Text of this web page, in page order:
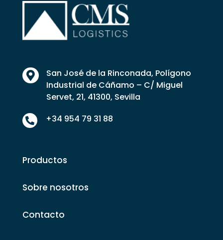

San José de la Rinconada, Polígono
Industrial de Cáñamo – C/ Miguel
Servet, 21, 41300, Sevilla
 +34 954 79 31 88
Productos
Sobre nosotros
Contacto